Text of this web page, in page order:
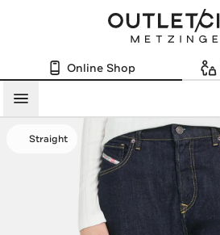
Online Shop
Menü
Straight